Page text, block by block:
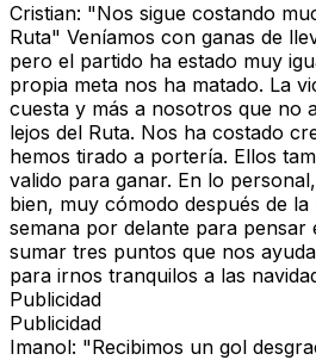
Cristian: "Nos sigue costando
Ruta" Veníamos con ganas de
pero el partido ha estado muy
propia meta nos ha matado. La
cuesta y más a nosotros que no
lejos del Ruta. Nos ha costado
hemos tirado a portería. Ellos
valido para ganar. En lo
bien, muy cómodo después de
semana por delante para pensar
sumar tres puntos que nos
para irnos tranquilos a las
Publicidad
Publicidad
Imanol: "Recibimos un gol